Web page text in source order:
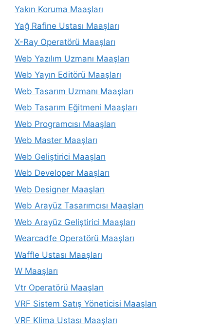
Yakın Koruma Maaşları
Yağ Rafine Ustası Maaşları
X-Ray Operatörü Maaşları
Web Yazılım Uzmanı Maaşları
Web Yayın Editörü Maaşları
Web Tasarım Uzmanı Maaşları
Web Tasarım Eğitmeni Maaşları
Web Programcısı Maaşları
Web Master Maaşları
Web Geliştirici Maaşları
Web Developer Maaşları
Web Designer Maaşları
Web Arayüz Tasarımcısı Maaşları
Web Arayüz Geliştirici Maaşları
Wearcadfe Operatörü Maaşları
Waffle Ustası Maaşları
W Maaşları
Vtr Operatörü Maaşları
VRF Sistem Satış Yöneticisi Maaşları
VRF Klima Ustası Maaşları